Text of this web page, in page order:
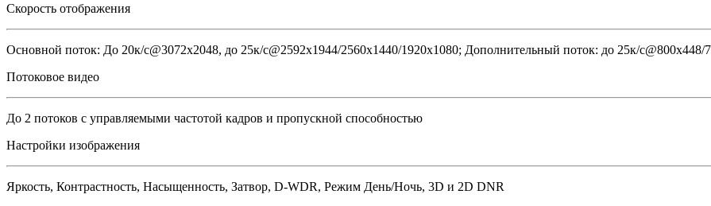
Скорость отображения
Основной поток: До 20к/с@3072х2048, до 25к/с@2592х1944/2560x1440/1920х1080; Дополнительный поток: до 25к/с@800x448/
Потоковое видео
До 2 потоков с управляемыми частотой кадров и пропускной способностью
Настройки изображения
Яркость, Контрастность, Насыщенность, Затвор, D-WDR, Режим День/Ночь, 3D и 2D DNR